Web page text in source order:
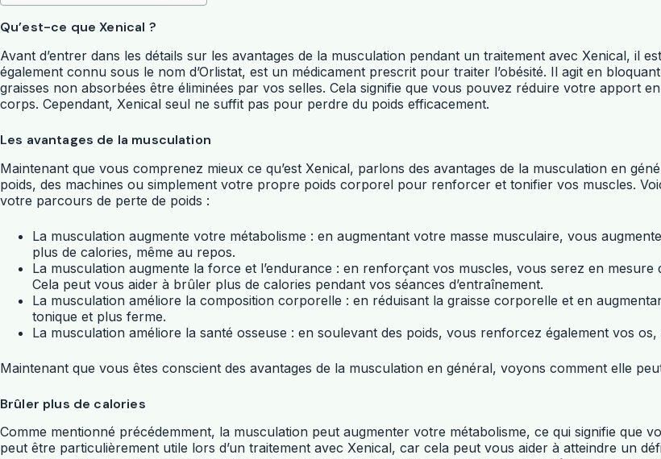
Qu’est-ce que Xenical ?
Avant d’entrer dans les détails sur les avantages de la musculation pendant un traitement avec Xenical, il
également connu sous le nom d’Orlistat, est un médicament prescrit pour traiter l’obésité. Il agit en
graisses non absorbées être éliminées par vos selles. Cela signifie que vous pouvez réduire votre apport
corps. Cependant, Xenical seul ne suffit pas pour perdre du poids efficacement.
Les avantages de la musculation
Maintenant que vous comprenez mieux ce qu’est Xenical, parlons des avantages de la musculation en
poids, des machines ou simplement votre propre poids corporel pour renforcer et tonifier vos muscles.
votre parcours de perte de poids :
La musculation augmente votre métabolisme : en augmentant votre masse musculaire, vous
plus de calories, même au repos.
La musculation augmente la force et l’endurance : en renforçant vos muscles, vous serez en
Cela peut vous aider à brûler plus de calories pendant vos séances d’entraînement.
La musculation améliore la composition corporelle : en réduisant la graisse corporelle et en
tonique et plus ferme.
La musculation améliore la santé osseuse : en soulevant des poids, vous renforcez également vos
Maintenant que vous êtes conscient des avantages de la musculation en général, voyons comment elle
Brûler plus de calories
Comme mentionné précédemment, la musculation peut augmenter votre métabolisme, ce qui signifie que
peut être particulièrement utile lors d’un traitement avec Xenical, car cela peut vous aider à atteindre un